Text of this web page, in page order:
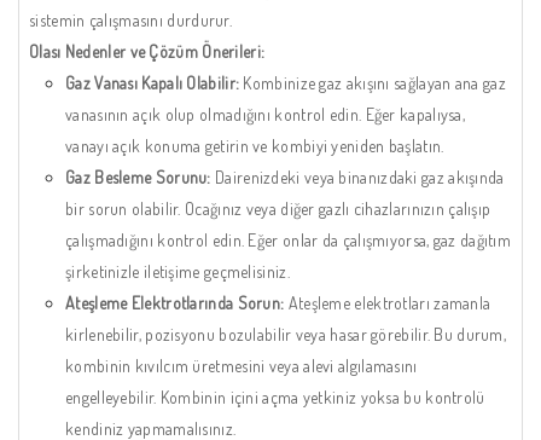
sistemin çalışmasını durdurur.
Olası Nedenler ve Çözüm Önerileri:
Gaz Vanası Kapalı Olabilir: Kombinize gaz akışını sağlayan ana gaz
vanasının açık olup olmadığını kontrol edin. Eğer kapalıysa,
vanayı açık konuma getirin ve kombiyi yeniden başlatın.
Gaz Besleme Sorunu: Dairenizdeki veya binanızdaki gaz akışında
bir sorun olabilir. Ocağınız veya diğer gazlı cihazlarınızın çalışıp
çalışmadığını kontrol edin. Eğer onlar da çalışmıyorsa, gaz dağıtım
şirketinizle iletişime geçmelisiniz.
Ateşleme Elektrotlarında Sorun: Ateşleme elektrotları zamanla
kirlenebilir, pozisyonu bozulabilir veya hasar görebilir. Bu durum,
kombinin kıvılcım üretmesini veya alevi algılamasını
engelleyebilir. Kombinin içini açma yetkiniz yoksa bu kontrolü
kendiniz yapmamalısınız.